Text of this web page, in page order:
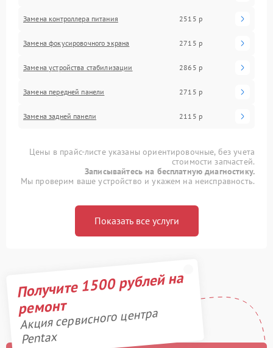
Замена контроллера питания 2515 р
Замена фокусировочного экрана 2715 р
Замена устройства стабилизации 2865 р
Замена передней панели 2715 р
Замена задней панели 2115 р
Цены в прайс-листе указаны ориентировочные, без учета
стоимости запчастей.
Записывайтесь на бесплатную диагностику.
Мы проверим ваше устройство и укажем на неисправность.
Показать все услуги
Получите 1500 рублей на
ремонт
Акция сервисного центра
Pentax